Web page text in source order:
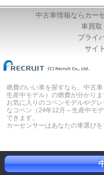
中古車情報ならカー
車買取
プライ
サイ
燃費のいい車を探すなら、中古
生産中モデル）の燃費が分かりま
お気に入りのコペンモデルやグ
なコペン（24年12月～生産中モ
できます。
カーセンサーはあなたの車選びを